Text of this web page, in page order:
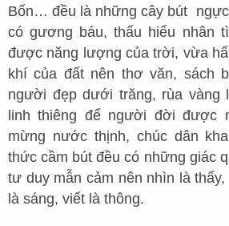
Bốn… đều là những cây bút
có gương báu, thấu hiểu nhân
được năng lượng của trời, vừa
khí của đất nên thơ văn, sách
người đẹp dưới trăng, rùa vàng
linh thiêng để người đời được
mừng nước thịnh, chúc dân
thức cầm bút đều có những giác
tư duy mẫn cảm nên nhìn là
là sáng, viết là thông.